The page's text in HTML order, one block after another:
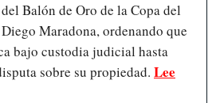
Balón de Oro de la Copa del
Maradona, ordenando que
bajo custodia judicial hasta
sobre su propiedad. Lee